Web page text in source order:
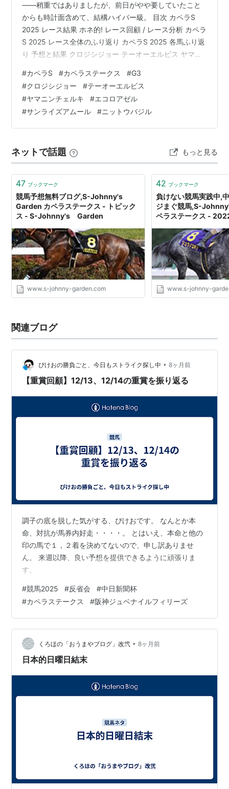
――稍重ではありましたが、前日がやや要していたこと
からも時計面含めて、結構ハイパー級。 目次 カペラS
2025 レース結果 ホネ的! レース回顧 / レース分析 カペラ
S 2025 レース全体のふり返り カペラS 2025 各馬ふり返
り 予想と結果 クロジシジョー テーオーエルビス ヤマニ
トウバジル www.yosounohone.com
www.yosounohone.com カペラS 2025 レース結果 着順
馬名 タイム 上3F 1 テーオーエルビス 1:08.6 34.8 2 ヤマ
ニンチェルキ 1:09.5 36.0 …
#カペラS #カペラステークス #G3
#クロジシジョー #テーオーエルビス
#ヤマニンチェルキ #エコロアゼル
#サンライズアムール #ニットウバジル
ネットで話題 もっと見る
47 ブックマーク
競馬予想無料ブログ,S-Johnny's
Garden カペラステークス - トピック
ス - S-Johnny's Garden
www.s-johnny-garden.com
42 ブックマーク
負けない競馬実践中,
ジまぐ競馬,S-
ペラステークス -
www.s-johnny-
関連ブログ
ぴけおの勝負ごと、今日もストライク探し中 • 8ヶ月前
【重賞回顧】12/13、12/14の重賞を振り返る
調子の底を脱した気がする、ぴけおです。 なんとか本
命、対抗が馬券内好走・・・・。 とはいえ、本命と他の
印の馬で１，２着を決めてないので、申し訳ありませ
ん。 来週以降、良い予想を提供できるように頑張りま
す。
#競馬2025 #反省会 #中日新聞杯
#カペラステークス #阪神ジュベナイルフィリーズ
くろほの「おうまやブログ」改弐 • 8ヶ月前
日本的日曜日結末